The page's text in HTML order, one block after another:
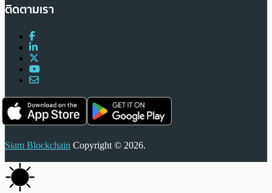
ติดตามเรา
Siam Blockchain Copyright © 2026.